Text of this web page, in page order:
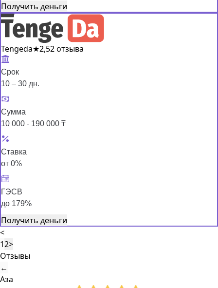
Получить деньги
Tengeda★2,52 отзыва
Срок
10 – 30 дн.
Сумма
10 000 - 190 000 ₸
Ставка
от 0%
ГЭСВ
до 179%
Получить деньги
<
12>
Отзывы
←
Аза